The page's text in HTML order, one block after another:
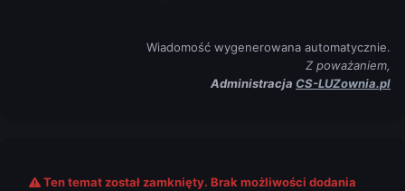
Wiadomość wygenerowana automatycznie.
Z poważaniem,
Administracja CS-LUZownia.pl
Ten temat został zamknięty. Brak możliwości dodania